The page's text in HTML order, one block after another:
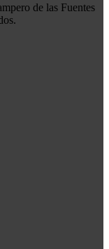
de las Fuentes